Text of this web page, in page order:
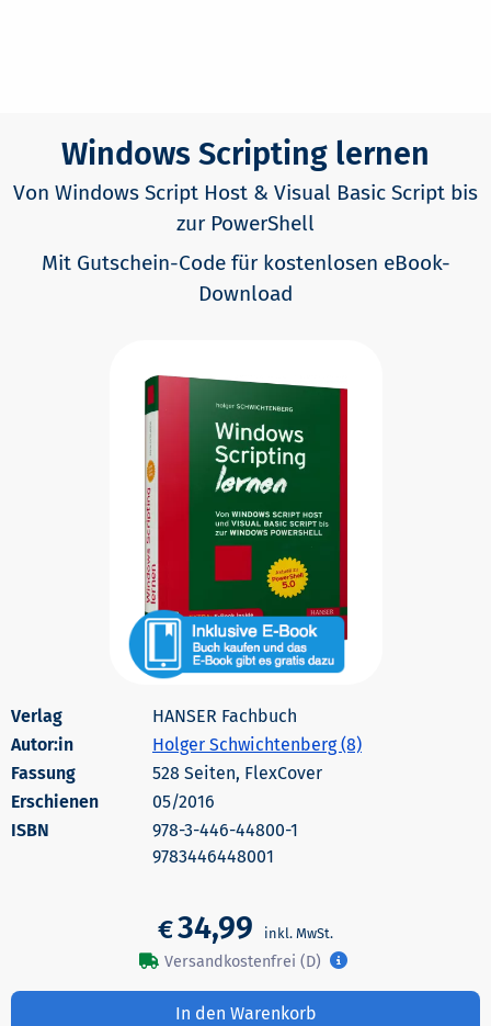
Windows Scripting lernen
Von Windows Script Host & Visual Basic Script bis
zur PowerShell
Mit Gutschein-Code für kostenlosen eBook-
Download
HANSER Fachbuch
Autor:in
Holger Schwichtenberg (8)
528 Seiten, FlexCover
Erschienen
05/2016
978-3-446-44800-1
9783446448001
€34,99
Versandkostenfrei (D)
In den Warenkorb